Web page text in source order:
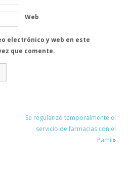
Web
electrónico y web en este
que comente.
Se regularizó temporalmente el
servicio de farmacias con el
Pami »